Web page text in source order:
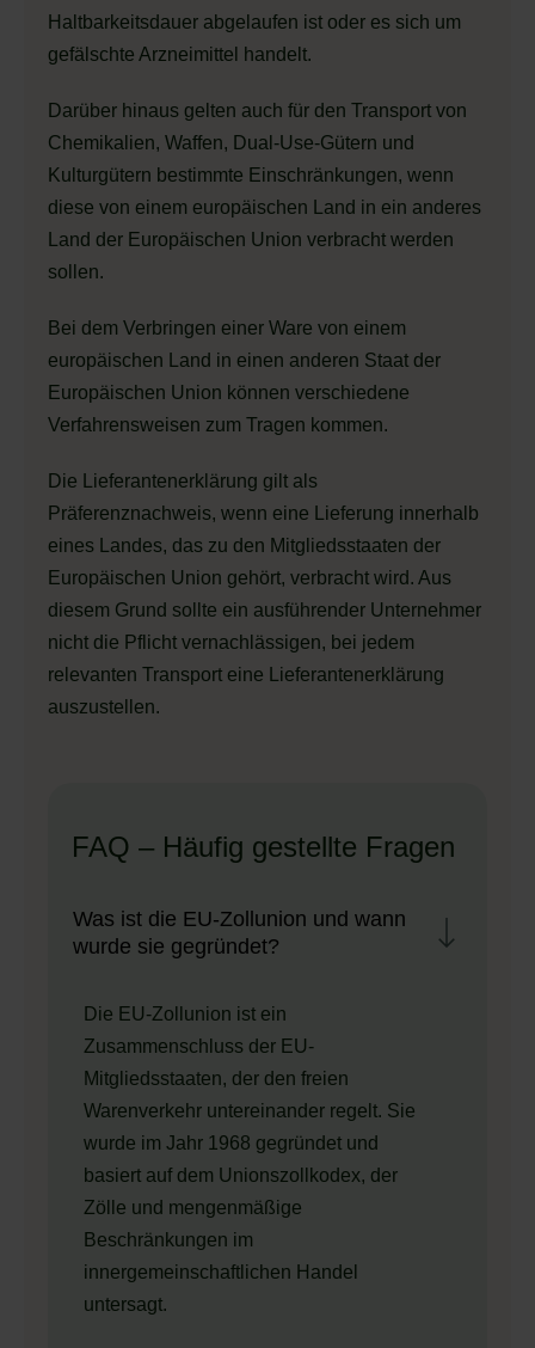
Haltbarkeitsdauer abgelaufen ist oder es sich um
gefälschte Arzneimittel handelt.
Darüber hinaus gelten auch für den Transport von
Chemikalien, Waffen, Dual-Use-Gütern und
Kulturgütern bestimmte Einschränkungen, wenn
diese von einem europäischen Land in ein anderes
Land der Europäischen Union verbracht werden
sollen.
Bei dem Verbringen einer Ware von einem
europäischen Land in einen anderen Staat der
Europäischen Union können verschiedene
Verfahrensweisen zum Tragen kommen.
Die Lieferantenerklärung gilt als
Präferenznachweis, wenn eine Lieferung innerhalb
eines Landes, das zu den Mitgliedsstaaten der
Europäischen Union gehört, verbracht wird. Aus
diesem Grund sollte ein ausführender Unternehmer
nicht die Pflicht vernachlässigen, bei jedem
relevanten Transport eine Lieferantenerklärung
auszustellen.
FAQ – Häufig gestellte Fragen
Was ist die EU-Zollunion und wann
wurde sie gegründet?
Die EU-Zollunion ist ein
Zusammenschluss der EU-
Mitgliedsstaaten, der den freien
Warenverkehr untereinander regelt. Sie
wurde im Jahr 1968 gegründet und
basiert auf dem Unionszollkodex, der
Zölle und mengenmäßige
Beschränkungen im
innergemeinschaftlichen Handel
untersagt.